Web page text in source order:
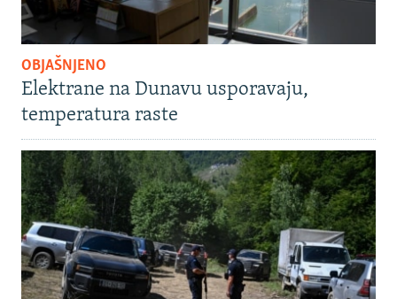
OBJAŠNJENO
Elektrane na Dunavu usporavaju,
temperatura raste